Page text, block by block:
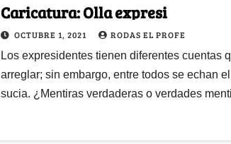
Caricatura: Olla expresi
OCTUBRE 1, 2021 RODAS EL PROFE
Los expresidentes tienen diferentes cuentas
arreglar; sin embargo, entre todos se echan
sucia. ¿Mentiras verdaderas o verdades